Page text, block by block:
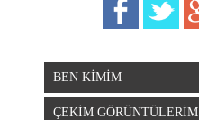
BEN KİMİM
ÇEKİM GÖRÜNTÜLERİM